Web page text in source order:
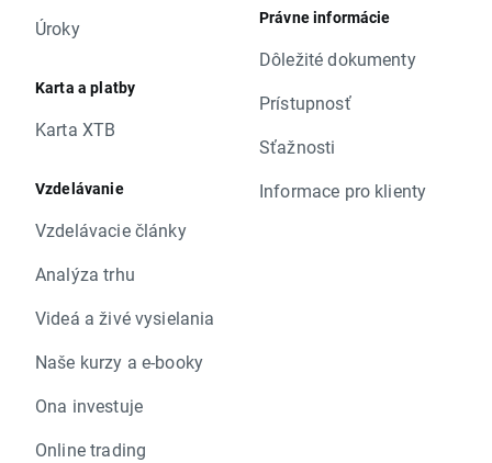
Úroky
Karta a platby
Karta XTB
Vzdelávanie
Vzdelávacie články
Analýza trhu
Videá a živé vysielania
Naše kurzy a e-booky
Ona investuje
Online trading
Právne informácie
Dôležité dokumenty
Prístupnosť
Sťažnosti
Informace pro klienty